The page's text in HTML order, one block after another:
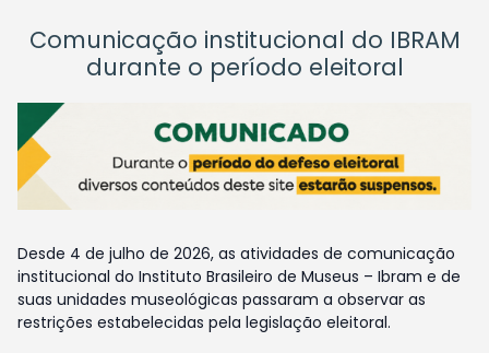
Comunicação institucional do IBRAM
durante o período eleitoral
Desde 4 de julho de 2026, as atividades de comunicação
institucional do Instituto Brasileiro de Museus – Ibram e de
suas unidades museológicas passaram a observar as
restrições estabelecidas pela legislação eleitoral.